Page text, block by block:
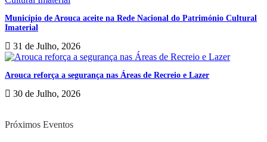
Município de Arouca aceite na Rede Nacional do Património Cultural
Imaterial
31 de Julho, 2026
Arouca reforça a segurança nas Áreas de Recreio e Lazer
30 de Julho, 2026
Próximos Eventos